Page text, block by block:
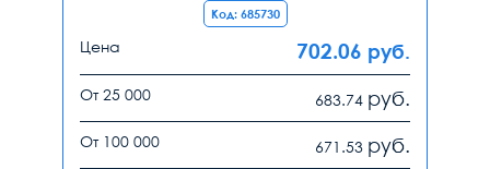
Код: 685730
Цена 702.06 руб.
От 25 000 683.74 руб.
От 100 000 671.53 руб.